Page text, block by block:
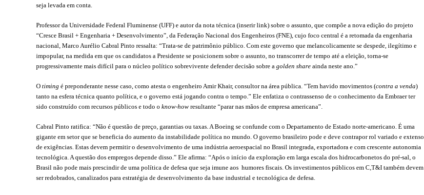
seja levada em conta.
Professor da Universidade Federal Fluminense (UFF) e autor da nota técnica (inserir link) sobre o assunto, que compõe a nova edição do projeto
“Cresce Brasil + Engenharia + Desenvolvimento”, da Federação Nacional dos Engenheiros (FNE), cujo foco central é a retomada da engenharia
nacional, Marco Aurélio Cabral Pinto ressalta: “Trata-se de patrimônio público. Com este governo que melancolicamente se despede, ilegítimo e
impopular, na medida em que os candidatos a Presidente se posicionem sobre o assunto, no transcorrer de tempo até a eleição, torna-se
progressivamente mais difícil para o núcleo político sobrevivente defender decisão sobre a golden share ainda neste ano.”
O timing é preponderante nesse caso, como atesta o engenheiro Amir Khair, consultor na área pública. “Tem havido movimentos (contra a venda)
tanto na esfera técnica quanto política, e o governo está jogando contra o tempo.” Ele enfatiza o contrassenso de o conhecimento da Embraer ter
sido construído com recursos públicos e todo o know-how resultante “parar nas mãos de empresa americana”.
Cabral Pinto ratifica: “Não é questão de preço, garantias ou taxas. A Boeing se confunde com o Departamento de Estado norte-americano. É uma
gigante em setor que se beneficia do aumento da instabilidade política no mundo. O governo brasileiro pode e deve contrapor rol variado e extenso
de exigências. Estas devem permitir o desenvolvimento de uma indústria aeroespacial no Brasil integrada, exportadora e com crescente autonomia
tecnológica. A questão dos empregos depende disso.” Ele afirma: “Após o início da exploração em larga escala dos hidrocarbonetos do pré-sal, o
Brasil não pode mais prescindir de uma política de defesa que seja imune aos humores fiscais. Os investimentos públicos em C,T&I também devem
ser redobrados, canalizados para estratégia de desenvolvimento da base industrial e tecnológica de defesa.